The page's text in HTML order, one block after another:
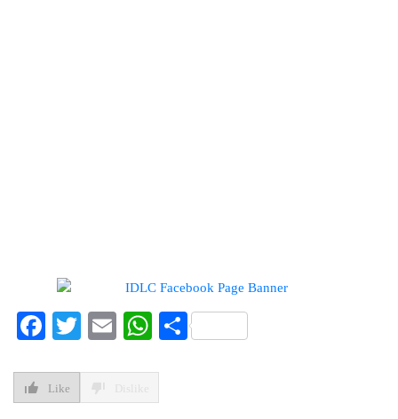
Facebook
TwitterEmailWhatsApp
Share
Like